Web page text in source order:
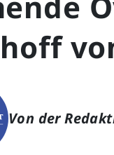
Von der